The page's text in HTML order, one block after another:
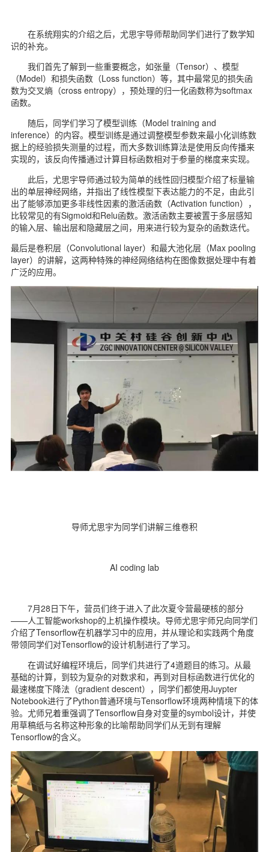
在系统翔实的介绍之后，尤思宇导师帮助同学们进行了数学知
识的补充。
我们首先了解到一些重要概念，如张量（Tensor）、模型
（Model）和损失函数（Loss function）等，其中最常见的损失函
数为交叉熵（cross entropy），预处理的归一化函数称为softmax
函数。
随后，同学们学习了模型训练（Model training and
inference）的内容。模型训练是通过调整模型参数来最小化训练数
据上的经验损失测量的过程，而大多数训练算法是使用反向传播来
实现的，该反向传播通过计算目标函数相对于参量的梯度来实现。
此后，尤思宇导师通过较为简单的线性回归模型介绍了标量输
出的单层神经网络，并指出了线性模型下表达能力的不足，由此引
出了能够添加更多非线性因素的激活函数（Activation function），
比较常见的有Sigmoid和Relu函数。激活函数主要被置于多层感知
的输入层、输出层和隐藏层之间，用来进行较为复杂的函数迭代。
最后是卷积层（Convolutional layer）和最大池化层（Max pooling
layer）的讲解，这两种特殊的神经网络结构在图像数据处理中有着
广泛的应用。
导师尤思宇为同学们讲解三维卷积
AI coding lab
7月28日下午，营员们终于进入了此次夏令营最硬核的部分
——人工智能workshop的上机操作模块。导师尤思宇师兄向同学们
介绍了Tensorflow在机器学习中的应用，并从理论和实践两个角度
带领同学们对Tensorflow的设计机制进行了学习。
在调试好编程环境后，同学们共进行了4道题目的练习。从最
基础的计算，到较为复杂的对数求和，再到对目标函数进行优化的
最速梯度下降法（gradient descent），同学们都使用Juypter
Notebook进行了Python普通环境与Tensorflow环境两种情境下的体
验。尤师兄着重强调了Tensorflow自身对变量的symbol设计，并使
用草稿纸与名称这种形象的比喻帮助同学们从无到有理解
Tensorflow的含义。